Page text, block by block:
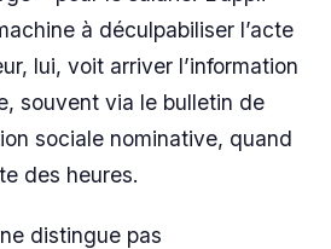
à déculpabiliser l’acte
lui, voit arriver l’information
souvent via le bulletin de
sociale nominative, quand
des heures.
distingue pas